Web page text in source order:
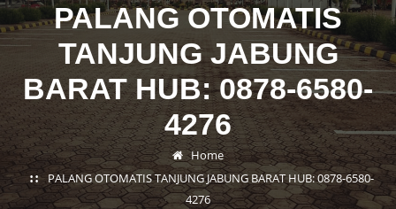
PALANG OTOMATIS
TANJUNG JABUNG
BARAT HUB: 0878-6580-
4276
Home
PALANG OTOMATIS TANJUNG JABUNG BARAT HUB: 0878-6580-
4276